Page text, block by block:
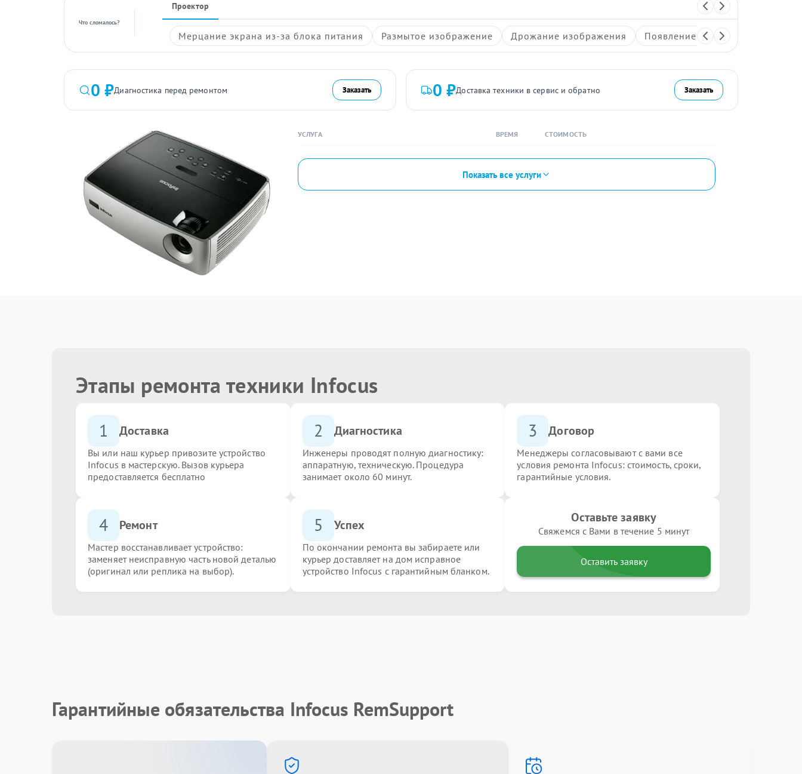
Что сломалось?
Проектор
Мерцание экрана из-за блока питания Размытое изображение Дрожание изображения Появление артефактов на
0 ₽Диагностика перед ремонтом Заказать 0 ₽Доставка техники в сервис и обратно Заказать
УСЛУГА ВРЕМЯ СТОИМОСТЬ
Показать все услуги
Этапы ремонта техники Infocus
1 Доставка
Вы или наш курьер привозите устройство
Infocus в мастерскую. Вызов курьера
предоставляется бесплатно
2 Диагностика
Инженеры проводят полную диагностику:
аппаратную, техническую. Процедура
занимает около 60 минут.
3 Договор
Менеджеры согласовывают с вами все
условия ремонта Infocus: стоимость, сроки,
гарантийные условия.
4 Ремонт
Мастер восстанавливает устройство:
заменяет неисправную часть новой деталью
(оригинал или реплика на выбор).
5 Успех
По окончании ремонта вы забираете или
курьер доставляет на дом исправное
устройство Infocus с гарантийным бланком.
Оставьте заявку
Свяжемся с Вами в течение 5 минут
Оставить заявку
Гарантийные обязательства Infocus RemSupport